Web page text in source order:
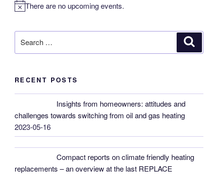
N
t
There are no upcoming events.
for:
RECENT POSTS
Insights from homeowners: attitudes and
challenges towards switching from oil and gas heating
2023-05-16
Compact reports on climate friendly heating
replacements – an overview at the last REPLACE